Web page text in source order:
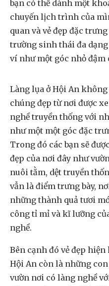
bạn có thể dành một
chuyến lịch trình của
quan và vẻ đẹp đặc
trường sinh thái đa
ví như một góc nhỏ đậm
Làng lụa ở Hội An
chúng đẹp từ nơi được
nghề truyền thống với
như một một góc đặc
Trong đó các bạn sẽ
đẹp của nơi đây như
nuôi tằm, dệt truyền
vẫn là điểm trưng bày,
những thành quả tươi
công tỉ mỉ và kĩ lưỡng
nghề.
Bên cạnh đó vẻ đẹp
Hội An còn là những
vườn nơi có làng nghề